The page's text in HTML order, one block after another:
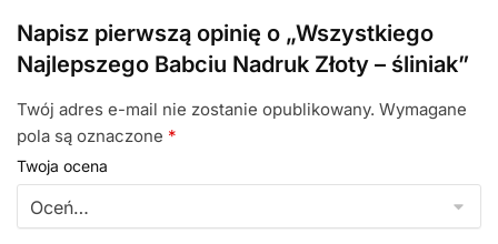
Napisz pierwszą opinię o „Wszystkiego
Najlepszego Babciu Nadruk Złoty – śliniak”
Twój adres e-mail nie zostanie opublikowany. Wymagane
pola są oznaczone *
Twoja ocena